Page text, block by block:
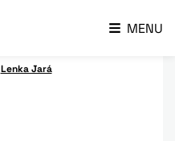
MENU
Lenka Jará